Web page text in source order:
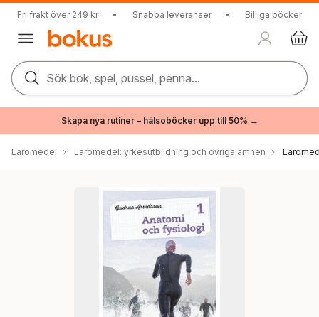
Fri frakt över 249 kr • Snabba leveranser • Billiga böcker
Sök bok, spel, pussel, penna...
Skapa nya rutiner – hälsoböcker upp till 50% →
Läromedel Läromedel: yrkesutbildning och övriga ämnen